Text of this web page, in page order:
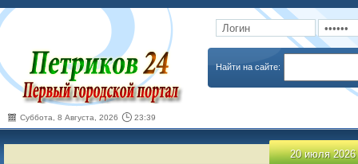
Запомнить Забыли
Найти на сайте:
Суббота, 8 Августа, 2026 23:39
20 июля 2026